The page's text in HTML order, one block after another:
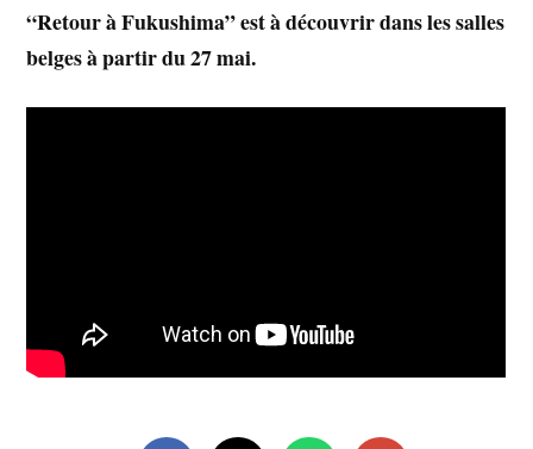
“Retour à Fukushima” est à découvrir dans les salles
belges à partir du 27 mai.